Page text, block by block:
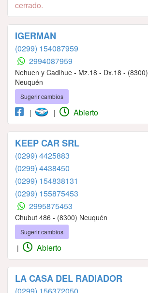
cerrado.
IGERMAN
(0299) 154087959
2994087959
Nehuen y Cadihue - Mz.18 - Dx.18 - (8300)
Neuquén
Sugerir cambios
| | Abierto
KEEP CAR SRL
(0299) 4425883
(0299) 4438450
(0299) 154838131
(0299) 155875453
2995875453
Chubut 486 - (8300) Neuquén
Sugerir cambios
| Abierto
LA CASA DEL RADIADOR
(0299) 156372050